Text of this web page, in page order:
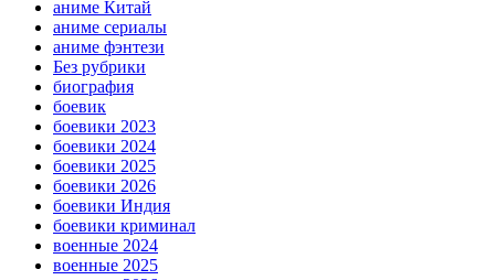
аниме Китай
аниме сериалы
аниме фэнтези
Без рубрики
биография
боевик
боевики 2023
боевики 2024
боевики 2025
боевики 2026
боевики Индия
боевики криминал
военные 2024
военные 2025